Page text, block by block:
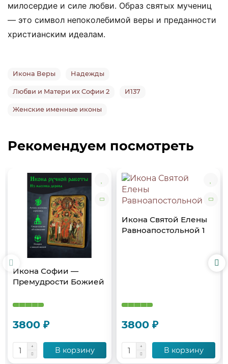
милосердие и силе любви. Образ святых мучениц
— это символ непоколебимой веры и преданности
христианским идеалам.
Икона Веры Надежды
Любви и Матери их Софии 2 И137
Женские именные иконы
Рекомендуем посмотреть
Икона Софии —
Премудрости Божией
3800 ₽
В корзину
Икона Святой Елены
Равноапостольной 1
3800 ₽
В корзину